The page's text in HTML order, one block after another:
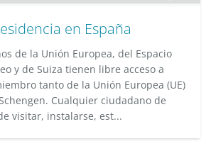
en España
de la Unión Europea, del Espacio
y de Suiza tienen libre acceso a
tanto de la Unión Europea (UE)
Cualquier ciudadano de
visitar, instalarse, est...